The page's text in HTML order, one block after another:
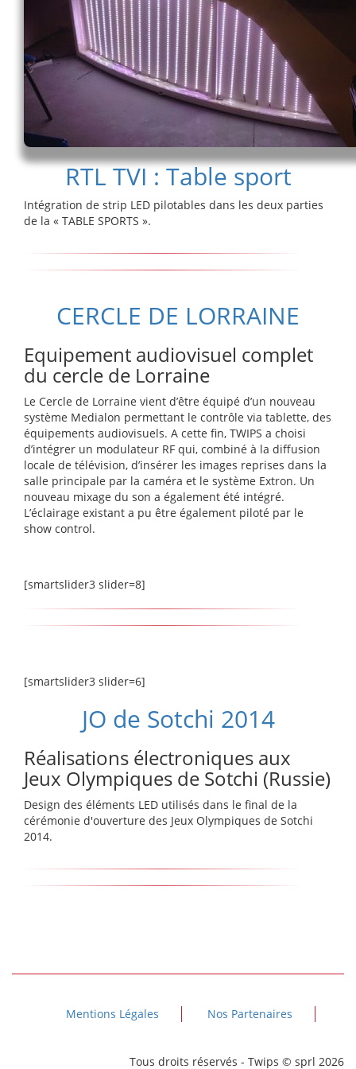
RTL TVI : Table sport
Intégration de strip LED pilotables dans les deux parties
de la « TABLE SPORTS ».
CERCLE DE LORRAINE
Equipement audiovisuel complet
du cercle de Lorraine
Le Cercle de Lorraine vient d’être équipé d’un nouveau
système Medialon permettant le contrôle via tablette, des
équipements audiovisuels. A cette fin, TWIPS a choisi
d’intégrer un modulateur RF qui, combiné à la diffusion
locale de télévision, d’insérer les images reprises dans la
salle principale par la caméra et le système Extron. Un
nouveau mixage du son a également été intégré.
L’éclairage existant a pu être également piloté par le
show control.
[smartslider3 slider=8]
[smartslider3 slider=6]
JO de Sotchi 2014
Réalisations électroniques aux
Jeux Olympiques de Sotchi (Russie)
Design des éléments LED utilisés dans le final de la
cérémonie d'ouverture des Jeux Olympiques de Sotchi
2014.
Mentions Légales Nos Partenaires
Tous droits réservés - Twips © sprl 2026